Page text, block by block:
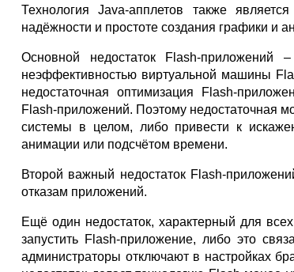
Технология Java-апплетов также
надёжности и простоте создания графики и
Основной недостаток Flash-приложений
неэффективностью виртуальной машины
недостаточная оптимизация Flash-
Flash-приложений. Поэтому недостаточная
системы в целом, либо привести к
анимации или подсчётом времени.
Второй важный недостаток Flash-
отказам приложений.
Ещё один недостаток, характерный для
запустить Flash-приложение, либо это
администраторы отключают в настройках